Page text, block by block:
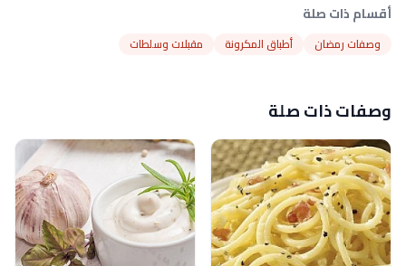
أقسام ذات صلة
وصفات رمضان أطباق المكرونة مقبلات وسلطات
وصفات ذات صلة